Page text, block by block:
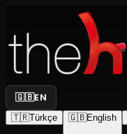
🇬🇧EN
🇹🇷Türkçe 🇬🇧English